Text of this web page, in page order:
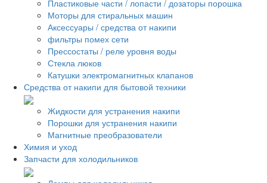
Пластиковые части / лопасти / дозаторы порошка
Моторы для стиральных машин
Аксессуары / средства от накипи
фильтры помех сети
Прессостаты / реле уровня воды
Стекла люков
Катушки электромагнитных клапанов
Средства от накипи для бытовой техники
Жидкости для устранения накипи
Порошки для устранения накипи
Магнитные преобразователи
Химия и уход
Запчасти для холодильников